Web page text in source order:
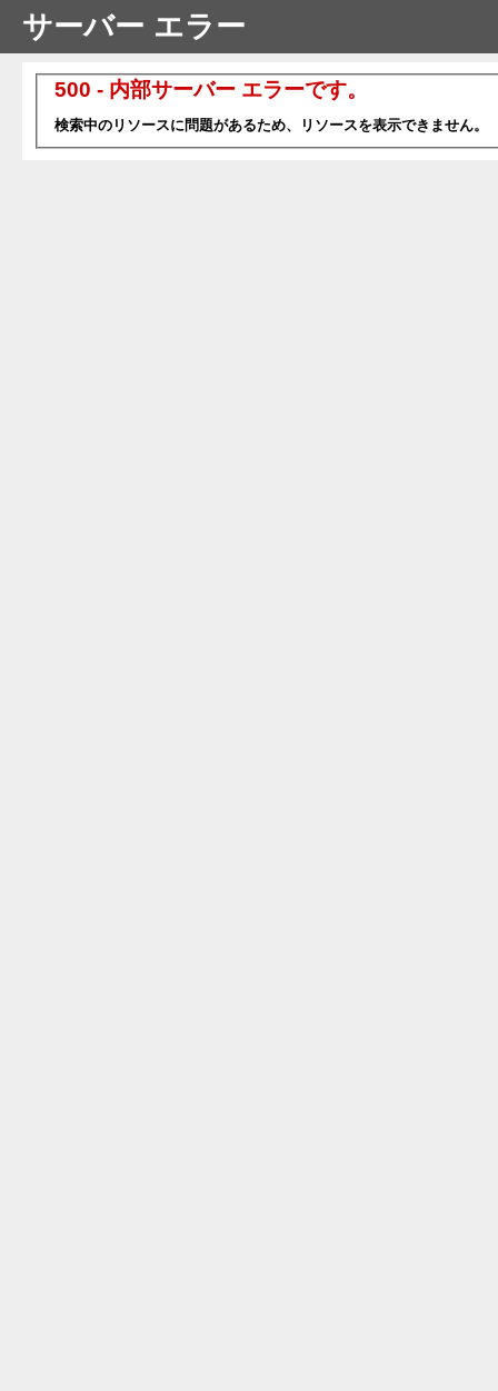
サーバー エラー
500 - 内部サーバー エラーです。
検索中のリソースに問題があるため、リソースを表示できません。